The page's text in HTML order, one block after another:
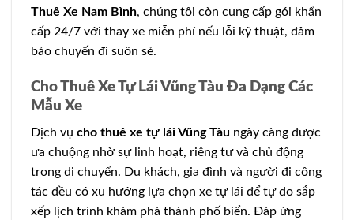
Thuê Xe Nam Bình, chúng tôi còn cung cấp gói khẩn
cấp 24/7 với thay xe miễn phí nếu lỗi kỹ thuật, đảm
bảo chuyến đi suôn sẻ.
Cho Thuê Xe Tự Lái Vũng Tàu Đa Dạng Các
Mẫu Xe
Dịch vụ cho thuê xe tự lái Vũng Tàu ngày càng được
ưa chuộng nhờ sự linh hoạt, riêng tư và chủ động
trong di chuyển. Du khách, gia đình và người đi công
tác đều có xu hướng lựa chọn xe tự lái để tự do sắp
xếp lịch trình khám phá thành phố biển. Đáp ứng